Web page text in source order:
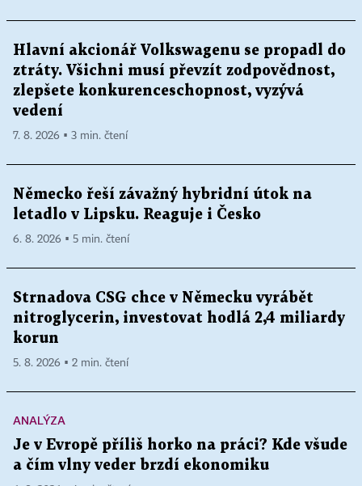
Hlavní akcionář Volkswagenu se propadl do
ztráty. Všichni musí převzít zodpovědnost,
zlepšete konkurenceschopnost, vyzývá
vedení
7. 8. 2026 ▪ 3 min. čtení
Německo řeší závažný hybridní útok na
letadlo v Lipsku. Reaguje i Česko
6. 8. 2026 ▪ 5 min. čtení
Strnadova CSG chce v Německu vyrábět
nitroglycerin, investovat hodlá 2,4 miliardy
korun
5. 8. 2026 ▪ 2 min. čtení
ANALÝZA
Je v Evropě příliš horko na práci? Kde všude
a čím vlny veder brzdí ekonomiku